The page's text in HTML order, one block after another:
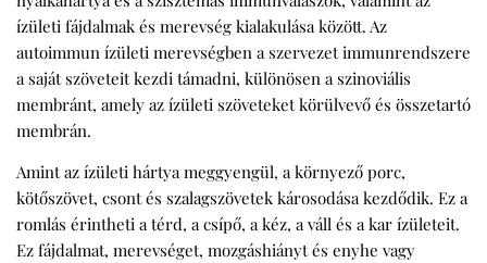
ízületi fájdalmak és merevség kialakulása között. Az
autoimmun ízületi merevségben a szervezet immunrendszere
a saját szöveteit kezdi támadni, különösen a szinoviális
membránt, amely az ízületi szöveteket körülvevő és összetartó
membrán.
Amint az ízületi hártya meggyengül, a környező porc,
kötőszövet, csont és szalagszövetek károsodása kezdődik. Ez a
romlás érintheti a térd, a csípő, a kéz, a váll és a kar ízületeit.
Ez fájdalmat, merevséget, mozgáshiányt és enyhe vagy